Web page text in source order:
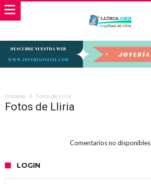
Portada Fotos de Lliria
Fotos de Lliria
Comentarios no disponibles
LOGIN